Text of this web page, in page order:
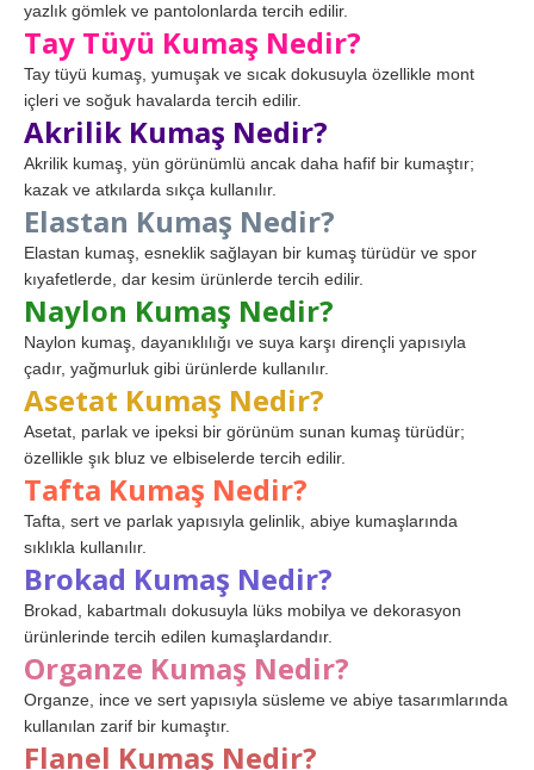
yazlık gömlek ve pantolonlarda tercih edilir.
Tay Tüyü Kumaş Nedir?
Tay tüyü kumaş, yumuşak ve sıcak dokusuyla özellikle mont
içleri ve soğuk havalarda tercih edilir.
Akrilik Kumaş Nedir?
Akrilik kumaş, yün görünümlü ancak daha hafif bir kumaştır;
kazak ve atkılarda sıkça kullanılır.
Elastan Kumaş Nedir?
Elastan kumaş, esneklik sağlayan bir kumaş türüdür ve spor
kıyafetlerde, dar kesim ürünlerde tercih edilir.
Naylon Kumaş Nedir?
Naylon kumaş, dayanıklılığı ve suya karşı dirençli yapısıyla
çadır, yağmurluk gibi ürünlerde kullanılır.
Asetat Kumaş Nedir?
Asetat, parlak ve ipeksi bir görünüm sunan kumaş türüdür;
özellikle şık bluz ve elbiselerde tercih edilir.
Tafta Kumaş Nedir?
Tafta, sert ve parlak yapısıyla gelinlik, abiye kumaşlarında
sıklıkla kullanılır.
Brokad Kumaş Nedir?
Brokad, kabartmalı dokusuyla lüks mobilya ve dekorasyon
ürünlerinde tercih edilen kumaşlardandır.
Organze Kumaş Nedir?
Organze, ince ve sert yapısıyla süsleme ve abiye tasarımlarında
kullanılan zarif bir kumaştır.
Flanel Kumaş Nedir?